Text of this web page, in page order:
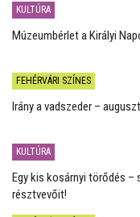
KULTÚRA
Múzeumbérlet a Királyi
FEHÉRVÁRI SZÍNES
Irány a vadszeder –
KULTÚRA
Egy kis kosárnyi törődés
résztvevőit!